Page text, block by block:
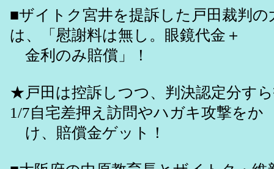
■ザイトク宮井を提訴した戸田裁判の
は、「慰謝料は無し。眼鏡代金＋
金利のみ賠償」！
★戸田は控訴しつつ、判決認定分す
1/7自宅差押え訪問やハガキ攻撃をか
け、賠償金ゲット！